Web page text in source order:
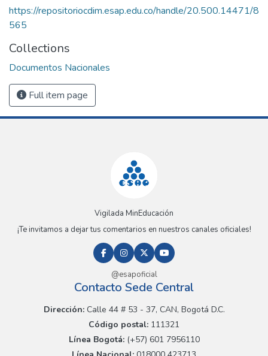
https://repositoriocdim.esap.edu.co/handle/20.500.14471/8
565
Collections
Documentos Nacionales
Full item page
Vigilada MinEducación
¡Te invitamos a dejar tus comentarios en nuestros canales oficiales!
@esapoficial
Contacto Sede Central
Dirección:Calle 44 # 53 - 37, CAN, Bogotá D.C.
Código postal: 111321
Línea Bogotá:(+57) 601 7956110